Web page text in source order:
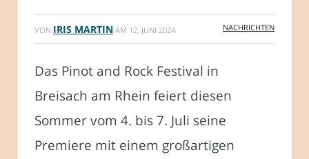
VON IRIS MARTIN AM 12. JUNI 2024 NACHRICHTEN
Das Pinot and Rock Festival in
Breisach am Rhein feiert diesen
Sommer vom 4. bis 7. Juli seine
Premiere mit einem großartigen